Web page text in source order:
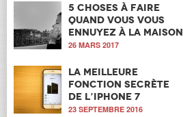
5 choses à faire
quand vous vous
ennuyez à la maison
26 MARS 2017
La meilleure
fonction secrète
de l’iPhone 7
23 SEPTEMBRE 2016